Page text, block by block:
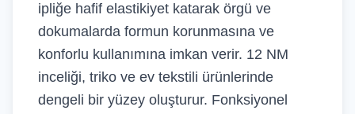
ipliğe hafif elastikiyet katarak örgü ve
dokumalarda formun korunmasına ve
konforlu kullanımına imkan verir. 12 NM
inceliği, triko ve ev tekstili ürünlerinde
dengeli bir yüzey oluşturur. Fonksiyonel